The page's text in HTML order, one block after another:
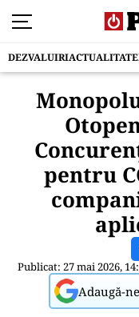
DEZVALUIRIACTUALITATE
pentru
Publicat: 27 mai 2026,
Adaugă-